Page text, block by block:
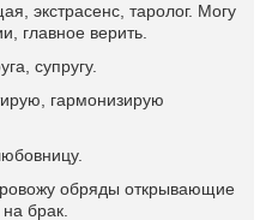
экстрасенс, таролог. Могу
главное верить.
супругу.
гармонизирую
обряды открывающие
брак.